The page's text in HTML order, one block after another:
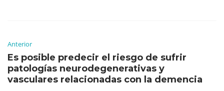
Anterior
Es posible predecir el riesgo de sufrir
patologías neurodegenerativas y
vasculares relacionadas con la demencia